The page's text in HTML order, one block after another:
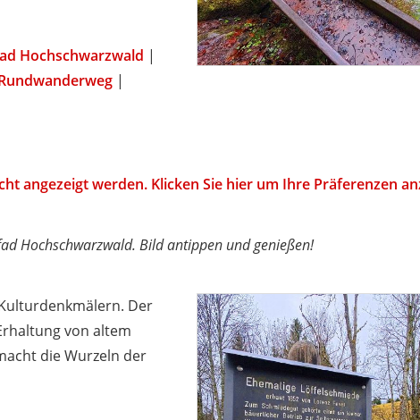
Hochschwarzwald |
|
angezeigt werden. Klicken Sie hier um Ihre Präferenzen
Hochschwarzwald. Bild antippen und genießen!
Der
von altem
die Wurzeln der